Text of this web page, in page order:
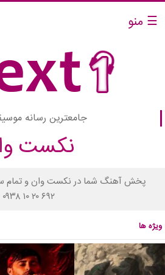
☰ منو
جامعترین رسانه
نکست
پخش آهنگ شما در نکست وان و تمام
۰۹۳۸ ۱۰ ۲۰ ۶۹۲
ویژه ها